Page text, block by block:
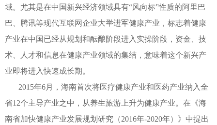
域。尤其是在中国新兴经济领域具有“风向标”性质的阿里巴
巴、腾讯等现代互联网企业大举进军健康产业，标志着健康
产业在中国已经从规划和酝酿阶段进入实操阶段，资金、技
术、人才和信息在健康产业领域的集结，意味着这个新兴产
业即将进入快速成长期。
2015年6月，海南首次将医疗健康产业和医药产业纳入全
省12个主导产业之中，从养生旅游上升为健康产业。在《海
南省加快健康产业发展规划研究（2016年-2020年）》中提出